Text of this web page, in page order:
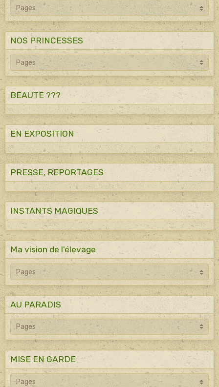
NOS PRINCESSES
BEAUTE ???
EN EXPOSITION
PRESSE, REPORTAGES
INSTANTS MAGIQUES
Ma vision de l'élevage
AU PARADIS
MISE EN GARDE